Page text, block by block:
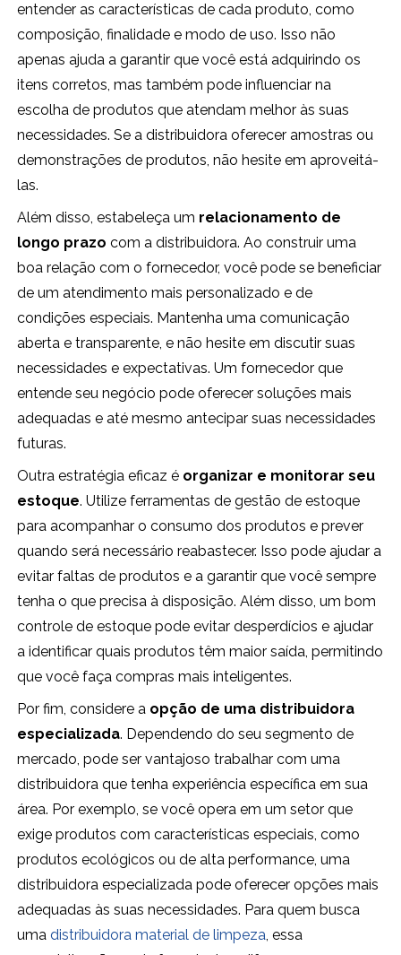
entender as características de cada produto, como
composição, finalidade e modo de uso. Isso não
apenas ajuda a garantir que você está adquirindo os
itens corretos, mas também pode influenciar na
escolha de produtos que atendam melhor às suas
necessidades. Se a distribuidora oferecer amostras ou
demonstrações de produtos, não hesite em aproveitá-
las.
Além disso, estabeleça um relacionamento de
longo prazo com a distribuidora. Ao construir uma
boa relação com o fornecedor, você pode se beneficiar
de um atendimento mais personalizado e de
condições especiais. Mantenha uma comunicação
aberta e transparente, e não hesite em discutir suas
necessidades e expectativas. Um fornecedor que
entende seu negócio pode oferecer soluções mais
adequadas e até mesmo antecipar suas necessidades
futuras.
Outra estratégia eficaz é organizar e monitorar seu
estoque. Utilize ferramentas de gestão de estoque
para acompanhar o consumo dos produtos e prever
quando será necessário reabastecer. Isso pode ajudar a
evitar faltas de produtos e a garantir que você sempre
tenha o que precisa à disposição. Além disso, um bom
controle de estoque pode evitar desperdícios e ajudar
a identificar quais produtos têm maior saída, permitindo
que você faça compras mais inteligentes.
Por fim, considere a opção de uma distribuidora
especializada. Dependendo do seu segmento de
mercado, pode ser vantajoso trabalhar com uma
distribuidora que tenha experiência específica em sua
área. Por exemplo, se você opera em um setor que
exige produtos com características especiais, como
produtos ecológicos ou de alta performance, uma
distribuidora especializada pode oferecer opções mais
adequadas às suas necessidades. Para quem busca
umadistribuidora material de limpeza, essa